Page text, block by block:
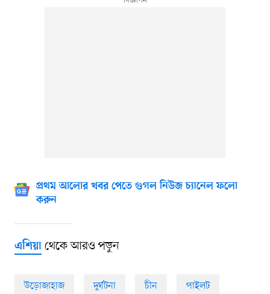
প্রথম আলোর খবর পেতে গুগল নিউজ চ্যানেল ফলো
করুন
এশিয়াথেকে আরও পড়ুন
উড়োজাহাজ দুর্ঘটনা চীন পাইলট